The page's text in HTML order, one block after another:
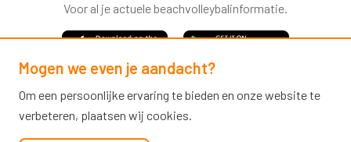
Voor al je actuele beachvolleybalinformatie.
Mogen we even je aandacht?
Om een persoonlijke ervaring te bieden en onze website te
verbeteren, plaatsen wij cookies.